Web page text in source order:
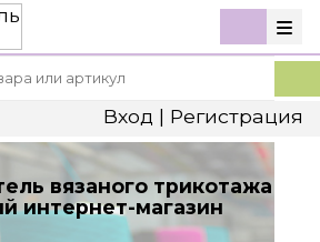
Вход | Регистрация
вязаного трикотажа
интернет-магазин